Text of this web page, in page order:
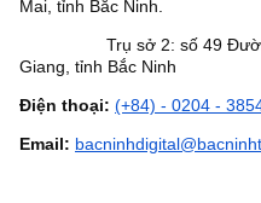
Mai, tỉnh Bắc Ninh.
Trụ sở 2: số 49 Đường
Giang, tỉnh Bắc Ninh
Điện thoại: (+84) - 0204 -
Email: